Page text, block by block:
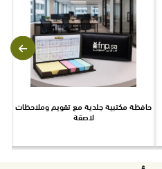
حافظة مكتبية جلدية مع تقويم وملاحظات
لاصقة